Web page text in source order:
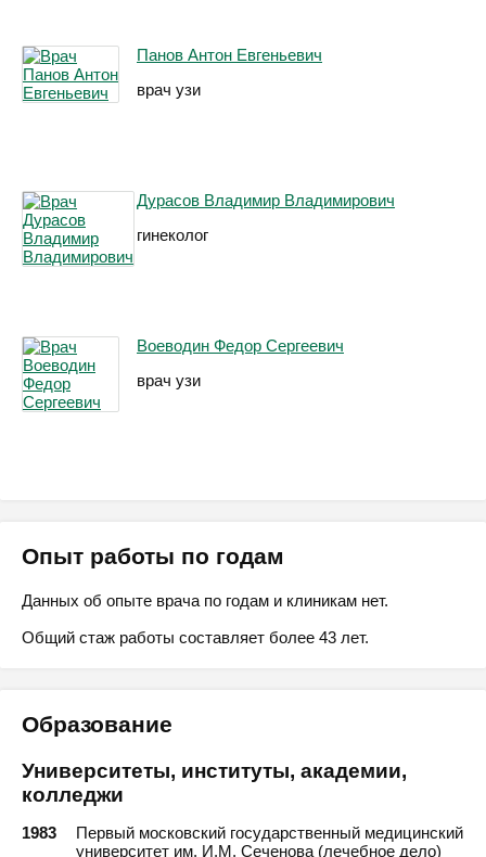
Панов Антон Евгеньевич
врач узи
Дурасов Владимир Владимирович
гинеколог
Воеводин Федор Сергеевич
врач узи
Опыт работы по годам
Данных об опыте врача по годам и клиникам нет.
Общий стаж работы составляет более 43 лет.
Образование
Университеты, институты, академии,
колледжи
1983
Первый московский государственный медицинский
университет им. И.М. Сеченова (лечебное дело)